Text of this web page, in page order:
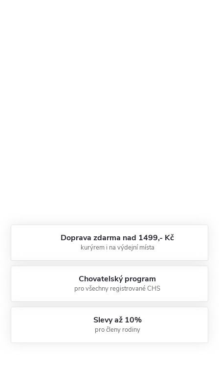
Doprava zdarma nad 1499,- Kč
kurýrem i na výdejní místa
Chovatelský program
pro všechny registrované CHS
Slevy až 10%
pro členy rodiny